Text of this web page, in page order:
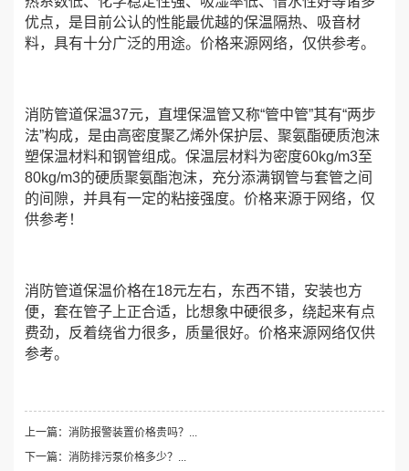
优点，是目前公认的性能最优越的保温隔热、吸音材
料，具有十分广泛的用途。价格来源网络，仅供参考。
消防管道保温37元，直埋保温管又称“管中管”其有“两步
法”构成，是由高密度聚乙烯外保护层、聚氨酯硬质泡沫
塑保温材料和钢管组成。保温层材料为密度60kg/m3至
80kg/m3的硬质聚氨酯泡沫，充分添满钢管与套管之间
的间隙，并具有一定的粘接强度。价格来源于网络，仅
供参考！
消防管道保温价格在18元左右，东西不错，安装也方
便，套在管子上正合适，比想象中硬很多，绕起来有点
费劲，反着绕省力很多，质量很好。价格来源网络仅供
参考。
上一篇：消防报警装置价格贵吗？...
下一篇：消防排污泵价格多少？...